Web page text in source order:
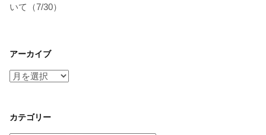
いて（7/30）
アーカイブ
ア
イ
ブ
カテゴリー